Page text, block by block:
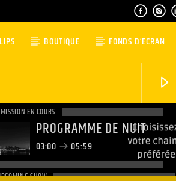
BOUTIQUE FONDS D’ÉCRAN
EN COURS
PROGRAMME DE NUIT
03:00 05:59
SHOW